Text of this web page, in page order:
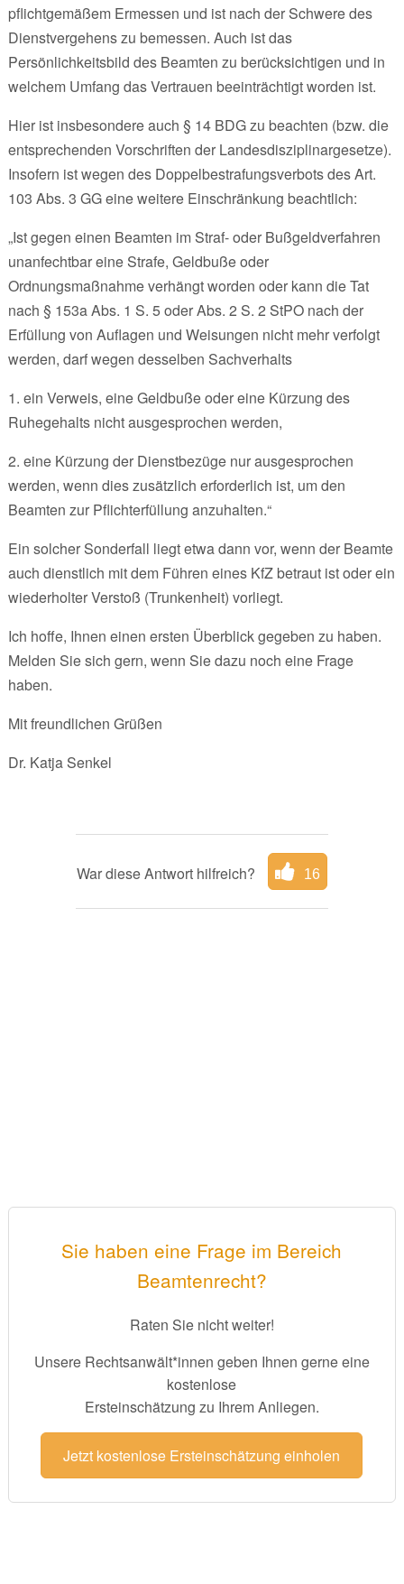
pflichtgemäßem Ermessen und ist nach der Schwere des
Dienstvergehens zu bemessen. Auch ist das
Persönlichkeitsbild des Beamten zu berücksichtigen und in
welchem Umfang das Vertrauen beeinträchtigt worden ist.
Hier ist insbesondere auch § 14 BDG zu beachten (bzw. die
entsprechenden Vorschriften der Landesdisziplinargesetze).
Insofern ist wegen des Doppelbestrafungsverbots des Art.
103 Abs. 3 GG eine weitere Einschränkung beachtlich:
„Ist gegen einen Beamten im Straf- oder Bußgeldverfahren
unanfechtbar eine Strafe, Geldbuße oder
Ordnungsmaßnahme verhängt worden oder kann die Tat
nach § 153a Abs. 1 S. 5 oder Abs. 2 S. 2 StPO nach der
Erfüllung von Auflagen und Weisungen nicht mehr verfolgt
werden, darf wegen desselben Sachverhalts
1. ein Verweis, eine Geldbuße oder eine Kürzung des
Ruhegehalts nicht ausgesprochen werden,
2. eine Kürzung der Dienstbezüge nur ausgesprochen
werden, wenn dies zusätzlich erforderlich ist, um den
Beamten zur Pflichterfüllung anzuhalten.“
Ein solcher Sonderfall liegt etwa dann vor, wenn der Beamte
auch dienstlich mit dem Führen eines KfZ betraut ist oder ein
wiederholter Verstoß (Trunkenheit) vorliegt.
Ich hoffe, Ihnen einen ersten Überblick gegeben zu haben.
Melden Sie sich gern, wenn Sie dazu noch eine Frage
haben.
Mit freundlichen Grüßen
Dr. Katja Senkel
War diese Antwort hilfreich? 16
Sie haben eine Frage im Bereich
Beamtenrecht?
Raten Sie nicht weiter!
Unsere Rechtsanwält*innen geben Ihnen gerne eine
kostenlose
Ersteinschätzung zu Ihrem Anliegen.
Jetzt kostenlose Ersteinschätzung einholen